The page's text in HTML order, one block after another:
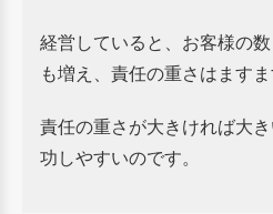
経営していると、お客様の
も増え、責任の重さはますま
責任の重さが大きければ大
功しやすいのです。